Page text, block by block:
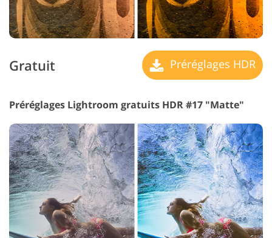
Gratuit Préréglages HDR
Préréglages Lightroom gratuits HDR #17 "Matte"